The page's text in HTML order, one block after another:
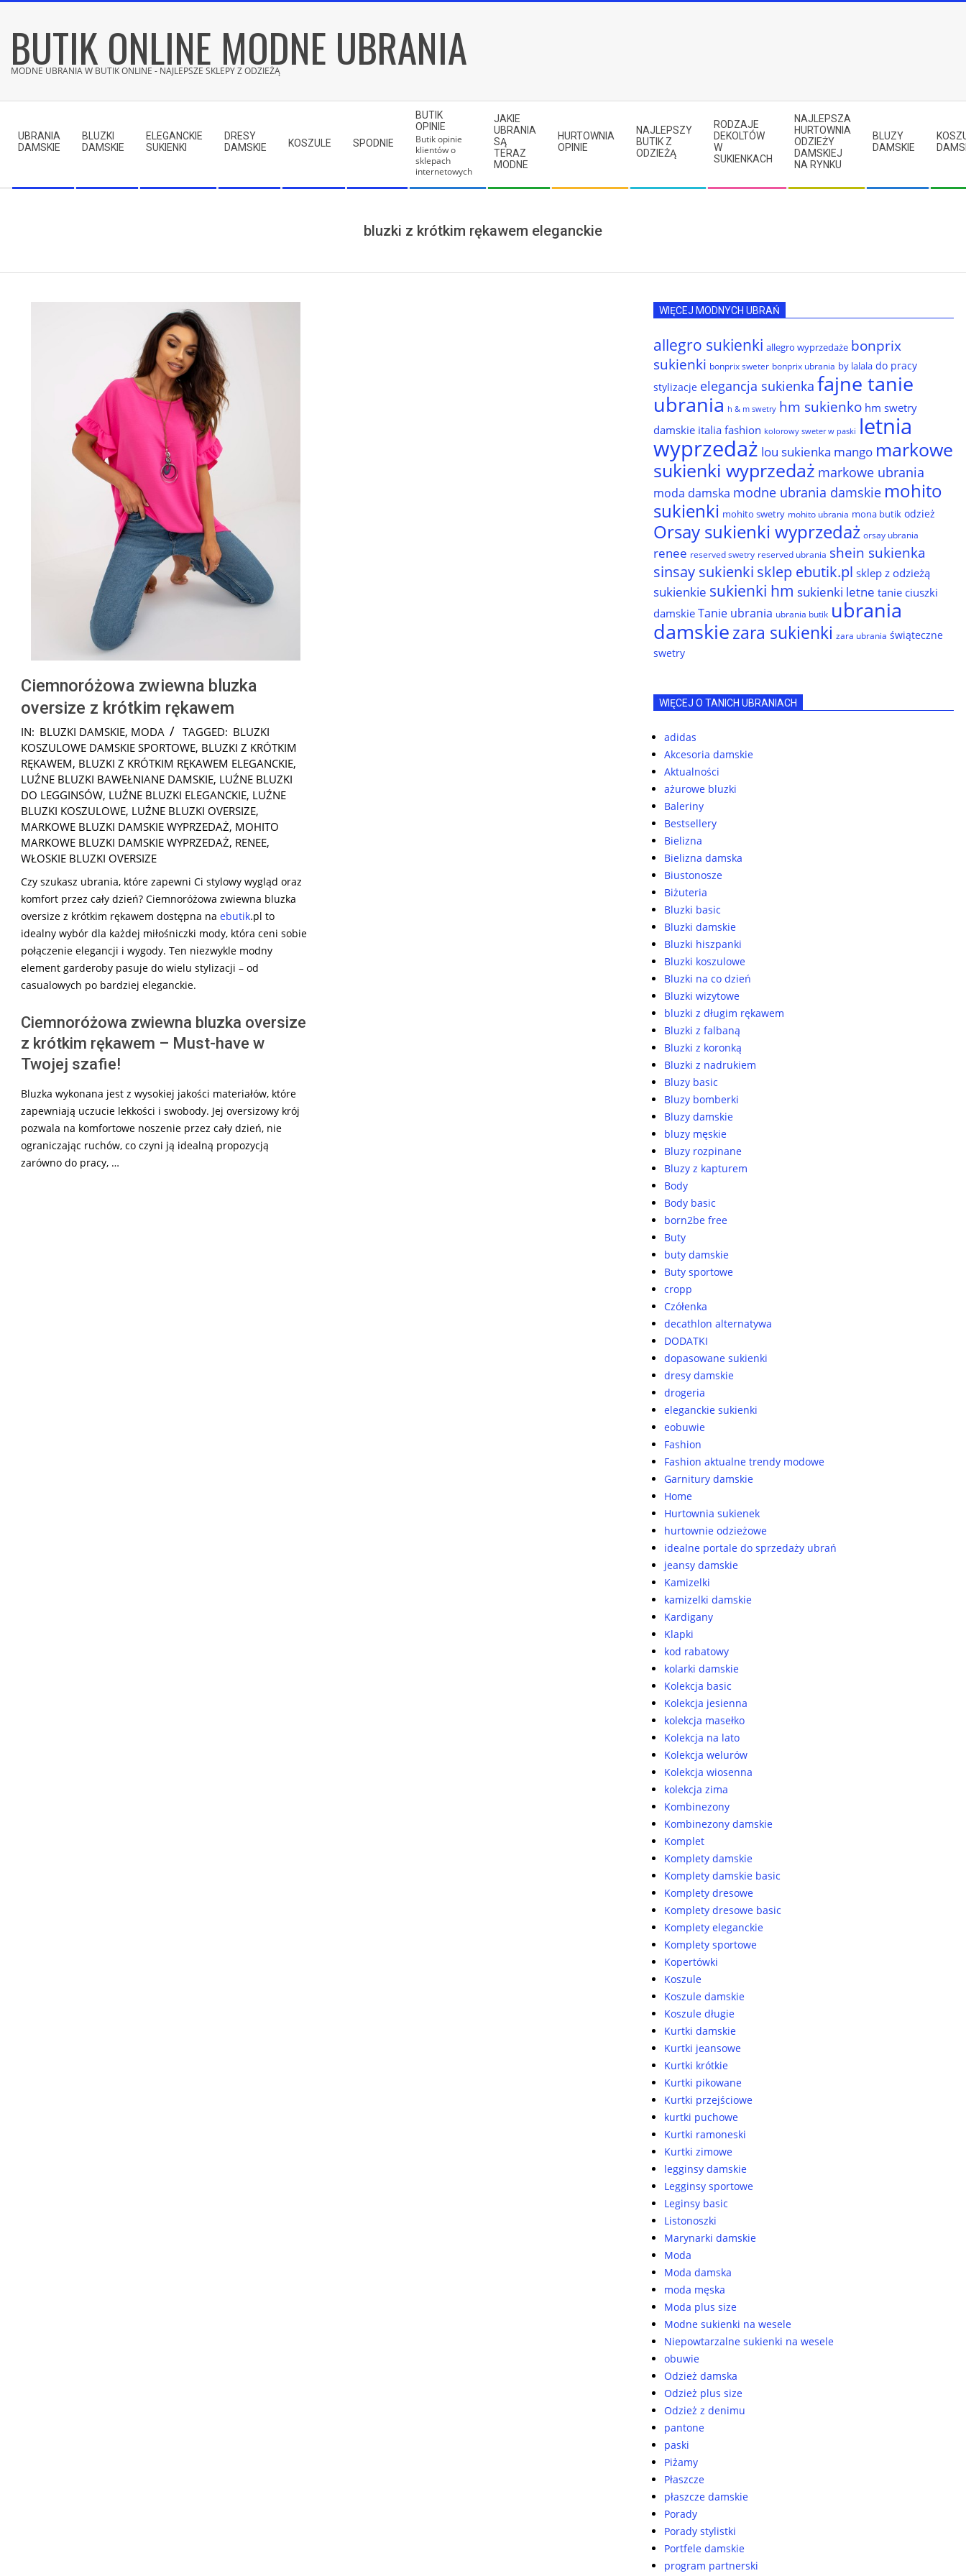
contentBUTIK ONLINE MODNE UBRANIA
MODNE UBRANIA W BUTIK ONLINE - NAJLEPSZE SKLEPY Z ODZIEŻĄ
Menu
UBRANIA
DAMSKIE
BLUZKI
DAMSKIE
ELEGANCKIE
SUKIENKI
DRESY
DAMSKIE
KOSZULE SPODNIE
BUTIK
OPINIE
Butik opinie
klientów o
sklepach
internetowych
JAKIE
UBRANIA
SĄ
TERAZ
MODNE
HURTOWNIA
OPINIE
NAJLEPSZY
BUTIK Z
ODZIEŻĄ
RODZAJE
DEKOLTÓW
W
SUKIENKACH
NAJLEPSZA
HURTOWNIA
ODZIEŻY
DAMSKIEJ
NA RYNKU
BLUZY
DAMSKIE
bluzki z krótkim rękawem eleganckie
Ciemnoróżowa zwiewna bluzka
oversize z krótkim rękawem
2024-
06-
28
IN: BLUZKI DAMSKIE, MODA TAGGED: BLUZKI
KOSZULOWE DAMSKIE SPORTOWE, BLUZKI Z KRÓTKIM
RĘKAWEM, BLUZKI Z KRÓTKIM RĘKAWEM ELEGANCKIE,
LUŹNE BLUZKI BAWEŁNIANE DAMSKIE, LUŹNE BLUZKI
DO LEGGINSÓW, LUŹNE BLUZKI ELEGANCKIE, LUŹNE
BLUZKI KOSZULOWE, LUŹNE BLUZKI OVERSIZE,
MARKOWE BLUZKI DAMSKIE WYPRZEDAŻ, MOHITO
MARKOWE BLUZKI DAMSKIE WYPRZEDAŻ, RENEE,
WŁOSKIE BLUZKI OVERSIZE
Czy szukasz ubrania, które zapewni Ci stylowy wygląd oraz
komfort przez cały dzień? Ciemnoróżowa zwiewna bluzka
oversize z krótkim rękawem dostępna na ebutik.pl to
idealny wybór dla każdej miłośniczki mody, która ceni sobie
połączenie elegancji i wygody. Ten niezwykle modny
element garderoby pasuje do wielu stylizacji – od
casualowych po bardziej eleganckie.
Ciemnoróżowa zwiewna bluzka oversize
z krótkim rękawem – Must-have w
Twojej szafie!
Bluzka wykonana jest z wysokiej jakości materiałów, które
zapewniają uczucie lekkości i swobody. Jej oversizowy krój
pozwala na komfortowe noszenie przez cały dzień, nie
ograniczając ruchów, co czyni ją idealną propozycją
zarówno do pracy, …
WIĘCEJ MODNYCH UBRAŃ
allegro sukienki allegro wyprzedaże bonprix
sukienki bonprix sweter bonprix ubrania by lalala do pracy
stylizacje elegancja sukienka fajne tanie
ubrania h & m swetry hm sukienko hm swetry
damskie italia fashion kolorowy sweter w paski letnia
wyprzedaż lou sukienka mango markowe
sukienki wyprzedaż markowe ubrania
moda damska modne ubrania damskie mohito
sukienki mohito swetry mohito ubrania mona butik odzież
Orsay sukienki wyprzedaż orsay ubrania
renee reserved swetry reserved ubrania shein sukienka
sinsay sukienki sklep ebutik.pl sklep z odzieżą
sukienkie sukienki hm sukienki letne tanie ciuszki
damskie Tanie ubrania ubrania butik ubrania
damskiezara sukienki zara ubrania świąteczne
swetry
WIĘCEJ O TANICH UBRANIACH
adidas
Akcesoria damskie
Aktualności
ażurowe bluzki
Baleriny
Bestsellery
Bielizna
Bielizna damska
Biustonosze
Biżuteria
Bluzki basic
Bluzki damskie
Bluzki hiszpanki
Bluzki koszulowe
Bluzki na co dzień
Bluzki wizytowe
bluzki z długim rękawem
Bluzki z falbaną
Bluzki z koronką
Bluzki z nadrukiem
Bluzy basic
Bluzy bomberki
Bluzy damskie
bluzy męskie
Bluzy rozpinane
Bluzy z kapturem
Body
Body basic
born2be free
Buty
buty damskie
Buty sportowe
cropp
Czółenka
decathlon alternatywa
DODATKI
dopasowane sukienki
dresy damskie
drogeria
eleganckie sukienki
eobuwie
Fashion
Fashion aktualne trendy modowe
Garnitury damskie
Home
Hurtownia sukienek
hurtownie odzieżowe
idealne portale do sprzedaży ubrań
jeansy damskie
Kamizelki
kamizelki damskie
Kardigany
Klapki
kod rabatowy
kolarki damskie
Kolekcja basic
Kolekcja jesienna
kolekcja masełko
Kolekcja na lato
Kolekcja welurów
Kolekcja wiosenna
kolekcja zima
Kombinezony
Kombinezony damskie
Komplet
Komplety damskie
Komplety damskie basic
Komplety dresowe
Komplety dresowe basic
Komplety eleganckie
Komplety sportowe
Kopertówki
Koszule
Koszule damskie
Koszule długie
Kurtki damskie
Kurtki jeansowe
Kurtki krótkie
Kurtki pikowane
Kurtki przejściowe
kurtki puchowe
Kurtki ramoneski
Kurtki zimowe
legginsy damskie
Legginsy sportowe
Leginsy basic
Listonoszki
Marynarki damskie
Moda
Moda damska
moda męska
Moda plus size
Modne sukienki na wesele
Niepowtarzalne sukienki na wesele
obuwie
Odzież damska
Odzież plus size
Odzież z denimu
pantone
paski
Piżamy
Płaszcze
płaszcze damskie
Porady
Porady stylistki
Portfele damskie
program partnerski